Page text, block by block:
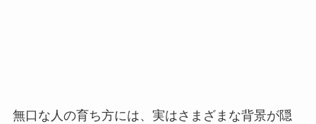
無口な人の育ち方には、実はさまざまな背景が隠